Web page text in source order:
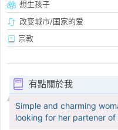
想生孩子
改变城市/国家的爱
宗教
有點關於我
Simple and charming
looking for her partener